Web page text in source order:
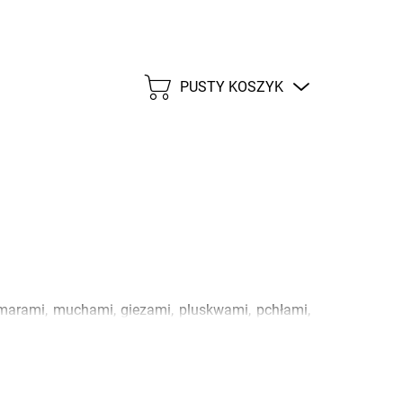
KOSZYK
PUSTY KOSZYK
muchami, giezami, pluskwami, pchłami,